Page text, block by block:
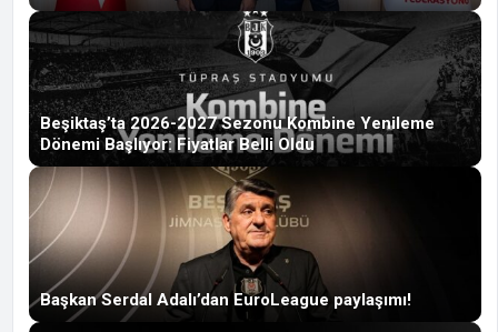
Beşiktaş’ta 2026-2027 Sezonu Kombine Yenileme
Dönemi Başlıyor: Fiyatlar Belli Oldu
Başkan Serdal Adalı’dan EuroLeague paylaşımı!